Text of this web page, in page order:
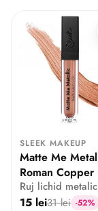
SLEEK MAKEUP
Matte Me
Roman Copper
Ruj lichid metalic
15 lei31 lei -52%